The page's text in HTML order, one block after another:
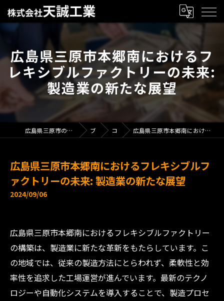
広島県三原市本郷南におけるフ
レキシブルファクトリーの未来:
製造業の新たな展望
広島県三原市の製造業で求人なら株式会社天誠工業 ブログ コラム 広島県三原市本郷南におけるフレキシブルファクトリーの未来: 製造業の新たな展望
広島県三原市本郷南におけるフレキシブルフ
ァクトリーの未来: 製造業の新たな展望
2024/09/06
広島県三原市本郷南におけるフレキシブルファクトリー
の構築は、製造業に新たな革新をもたらしています。こ
の地域では、従来の製造方法にとらわれず、柔軟性と効
率性を追求した工場運営が進んでいます。最新のテクノ
ロジーや自動化システムを導入することで、製造プロセ